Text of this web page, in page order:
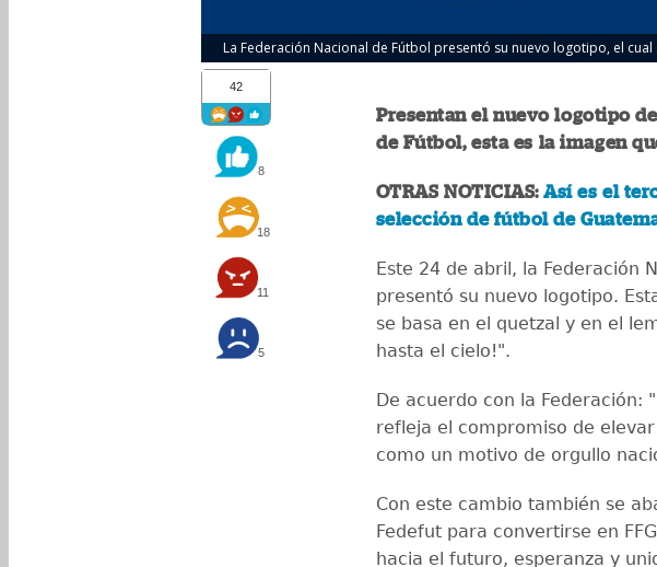
La Federación Nacional de Fútbol presentó su nuevo logotipo, el
42
8
18
11
5
Presentan el nuevo logotipo
de Fútbol, esta es la imagen
OTRAS NOTICIAS:Así es el
selección de fútbol de
Este 24 de abril, la Federación
presentó su nuevo logotipo.
se basa en el quetzal y en el
hasta el cielo!".
De acuerdo con la Federación:
refleja el compromiso de
como un motivo de orgullo
Con este cambio también se
Fedefut para convertirse en
hacia el futuro, esperanza y